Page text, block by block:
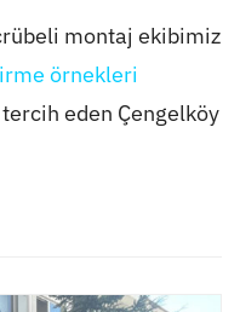
montaj ekibimiz
örnekleri
tercih eden Çengelköy